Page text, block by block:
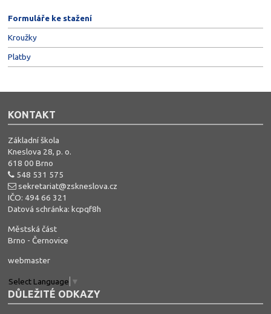
Formuláře ke stažení
Kroužky
Platby
KONTAKT
Základní škola
Kneslova 28, p. o.
618 00 Brno
548 531 575
sekretariat@zskneslova.cz
IČO: 494 66 321
Datová schránka: kcpqf8h
Městská část
Brno - Černovice
webmaster
Select Language ▼
DŮLEŽITÉ ODKAZY